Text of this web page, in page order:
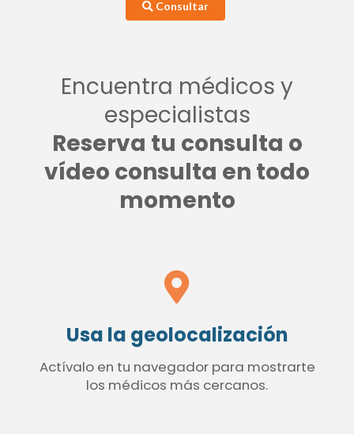
Consultar
Encuentra médicos y
especialistas
Reserva tu consulta o
vídeo consulta en todo
momento
Usa la geolocalización
Actívalo en tu navegador para mostrarte
los médicos más cercanos.